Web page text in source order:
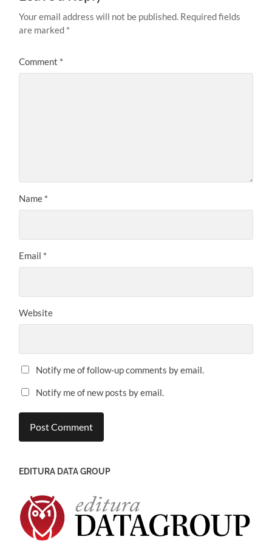
Your email address will not be published. Required fields
are marked *
Comment *
Name *
Email *
Website
Notify me of follow-up comments by email.
Notify me of new posts by email.
EDITURA DATA GROUP